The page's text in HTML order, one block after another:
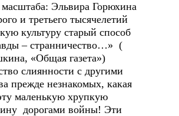
масштаба: Эльвира Горюхина
и третьего тысячелетий
культуру старый способ
– странничество…» (
«Общая газета»)
слиянности с другими
прежде незнакомых, какая
маленькую хрупкую
дорогами войны! Эти